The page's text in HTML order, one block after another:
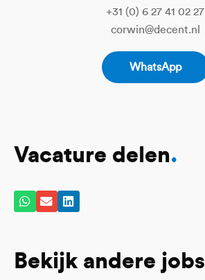
+31 (0) 6 27 41 02 27
corwin@decent.nl
WhatsApp
Vacature delen.
Bekijk andere jobs